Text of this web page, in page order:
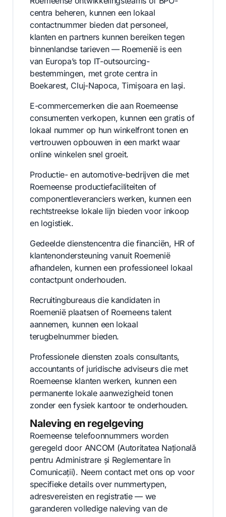
centra beheren, kunnen een lokaal
contactnummer bieden dat personeel,
klanten en partners kunnen bereiken tegen
binnenlandse tarieven — Roemenië is een
van Europa’s top IT-outsourcing-
bestemmingen, met grote centra in
Boekarest, Cluj-Napoca, Timișoara en Iași.
E-commercemerken die aan Roemeense
consumenten verkopen, kunnen een gratis of
lokaal nummer op hun winkelfront tonen en
vertrouwen opbouwen in een markt waar
online winkelen snel groeit.
Productie- en automotive-bedrijven die met
Roemeense productiefaciliteiten of
componentleveranciers werken, kunnen een
rechtstreekse lokale lijn bieden voor inkoop
en logistiek.
Gedeelde dienstencentra die financiën, HR of
klantenondersteuning vanuit Roemenië
afhandelen, kunnen een professioneel lokaal
contactpunt onderhouden.
Recruitingbureaus die kandidaten in
Roemenië plaatsen of Roemeens talent
aannemen, kunnen een lokaal
terugbelnummer bieden.
Professionele diensten zoals consultants,
accountants of juridische adviseurs die met
Roemeense klanten werken, kunnen een
permanente lokale aanwezigheid tonen
zonder een fysiek kantoor te onderhouden.
Naleving en regelgeving
Roemeense telefoonnummers worden
geregeld door ANCOM (Autoritatea Națională
pentru Administrare și Reglementare în
Comunicații). Neem contact met ons op voor
specifieke details over nummertypen,
adresvereisten en registratie — we
garanderen volledige naleving van de